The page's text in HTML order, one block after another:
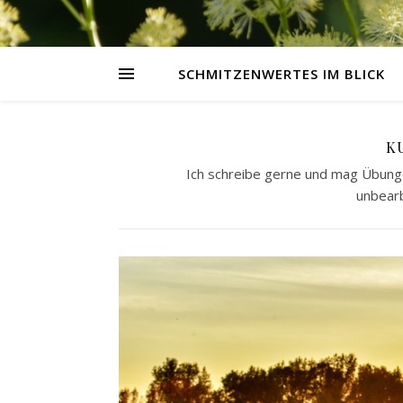
SCHMITZENWERTES IM BLICK
Ich schreibe gerne und mag